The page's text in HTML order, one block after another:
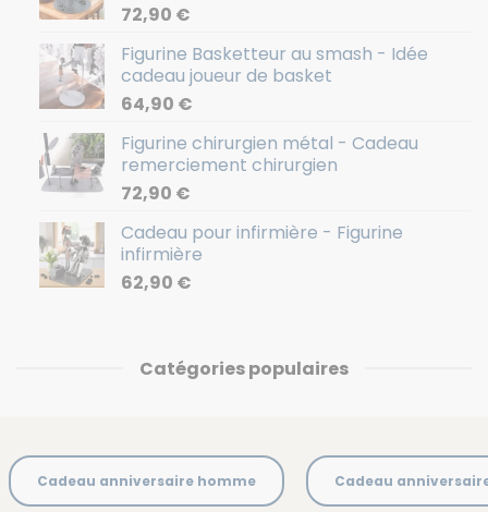
72,90 €
Figurine Basketteur au smash - Idée
cadeau joueur de basket
64,90 €
Figurine chirurgien métal - Cadeau
remerciement chirurgien
72,90 €
Cadeau pour infirmière - Figurine
infirmière
62,90 €
Catégories populaires
Cadeau anniversaire homme Cadeau